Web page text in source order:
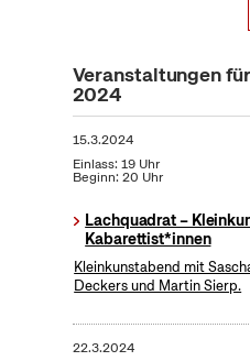
Veranstaltungen
2024
15.3.2024
Einlass: 19 Uhr
Beginn: 20 Uhr
Lachquadrat –
Kabarettist*innen
Kleinkunstabend mit
Deckers und Martin Sierp.
22.3.2024